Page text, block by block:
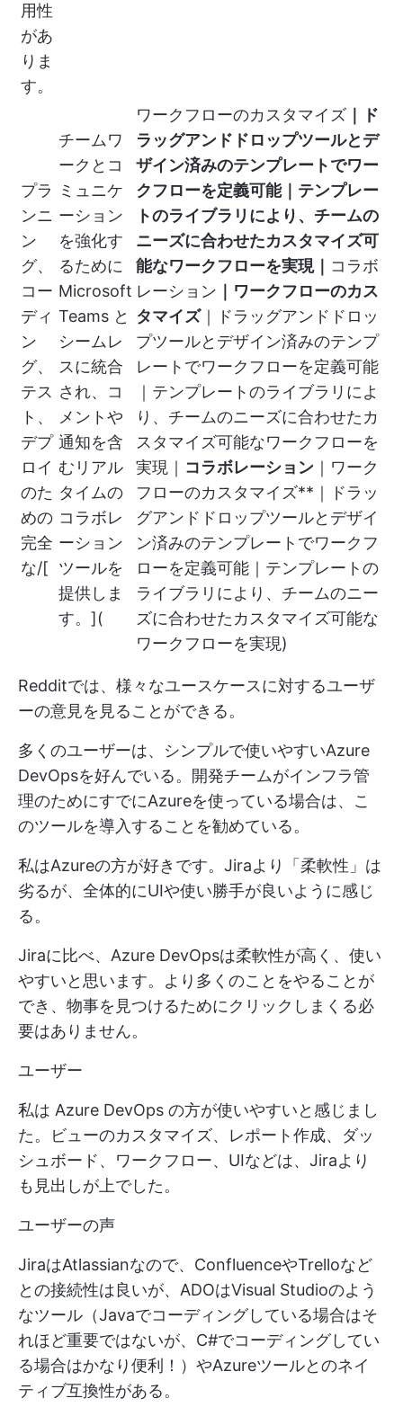
用性
があ
りま
す。
プラ
ンニ
ン
グ、
コー
ディ
ン
グ、
テス
ト、
デプ
ロイ
のた
めの
完全
な/[
チームワ
ークとコ
ミュニケ
ーション
を強化す
るために
Microsoft
Teams と
シームレ
スに統合
され、コ
メントや
通知を含
むリアル
タイムの
コラボレ
ーション
ツールを
提供しま
す。](
ワークフローのカスタマイズ ｜ド
ラッグアンドドロップツールとデ
ザイン済みのテンプレートでワー
クフローを定義可能｜テンプレー
トのライブラリにより、チームの
ニーズに合わせたカスタマイズ可
能なワークフローを実現｜ コラボ
レーション ｜ワークフローのカス
タマイズ｜ドラッグアンドドロッ
プツールとデザイン済みのテンプ
レートでワークフローを定義可能
｜テンプレートのライブラリによ
り、チームのニーズに合わせたカ
スタマイズ可能なワークフローを
実現｜ コラボレーション ｜ワーク
フローのカスタマイズ**｜ドラッ
グアンドドロップツールとデザイ
ン済みのテンプレートでワークフ
ローを定義可能｜テンプレートの
ライブラリにより、チームのニー
ズに合わせたカスタマイズ可能な
ワークフローを実現)
Redditでは、様々なユースケースに対するユーザ
ーの意見を見ることができる。
多くのユーザーは、シンプルで使いやすいAzure
DevOpsを好んでいる。開発チームがインフラ管
理のためにすでにAzureを使っている場合は、こ
のツールを導入することを勧めている。
私はAzureの方が好きです。Jiraより「柔軟性」は
劣るが、全体的にUIや使い勝手が良いように感じ
る。
Jiraに比べ、Azure DevOpsは柔軟性が高く、使い
やすいと思います。より多くのことをやることが
でき、物事を見つけるためにクリックしまくる必
要はありません。
ユーザー
私は Azure DevOps の方が使いやすいと感じまし
た。ビューのカスタマイズ、レポート作成、ダッ
シュボード、ワークフロー、UIなどは、Jiraより
も見出しが上でした。
ユーザーの声
JiraはAtlassianなので、ConfluenceやTrelloなど
との接続性は良いが、ADOはVisual Studioのよう
なツール（Javaでコーディングしている場合はそ
れほど重要ではないが、C#でコーディングしてい
る場合はかなり便利！）やAzureツールとのネイ
ティブ互換性がある。